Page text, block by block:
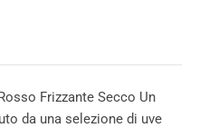
Frizzante Secco Un
da una selezione di uve